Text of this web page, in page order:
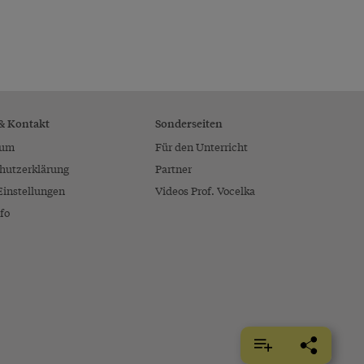
Kontakt Sonderseiten
Für den Unterricht
Partner
Videos Prof. Vocelka